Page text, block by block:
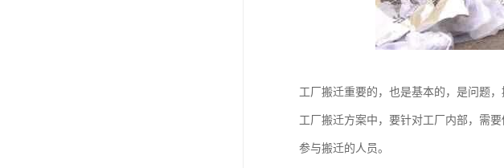
工厂搬迁重要的，也是基本的，是问题
工厂搬迁方案中，要针对工厂内部，需
参与搬迁的人员。